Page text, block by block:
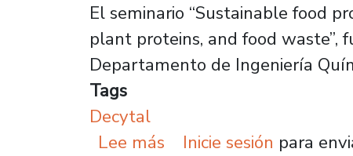
El seminario “Sustainable food
plant proteins, and food waste”,
Departamento de Ingeniería
Tags
Decytal
Lee más sobre Decytal
Inicie sesión para